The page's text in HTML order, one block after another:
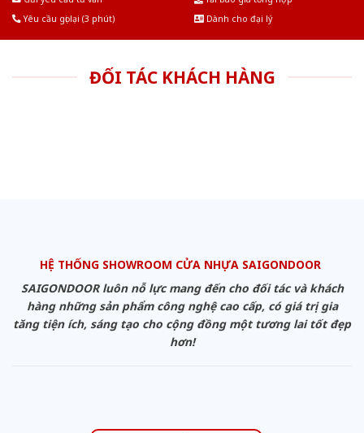
Yêu cầu gọi lại (3 phút)
Dành cho đại lý
ĐỐI TÁC KHÁCH HÀNG
HỆ THỐNG SHOWROOM CỬA NHỰA SAIGONDOOR
SAIGONDOOR luôn nỗ lực mang đến cho đối tác và khách
hàng những sản phẩm công nghệ cao cấp, có giá trị gia
tăng tiện ích, sáng tạo cho cộng đồng một tương lai tốt đẹp
hơn!